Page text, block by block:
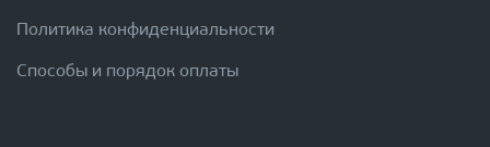
Политика конфиденциальности
Способы и порядок оплаты